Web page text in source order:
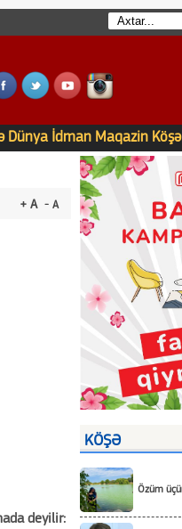
Dünya İdman Maqazin Köşə
+ A - A
deyilir:
KÖŞƏ
Özüm